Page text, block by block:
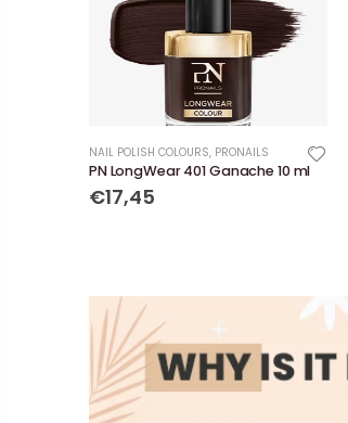
NAIL POLISH COLOURS, PRONAILS
PN LongWear 401 Ganache 10 ml
€17,45